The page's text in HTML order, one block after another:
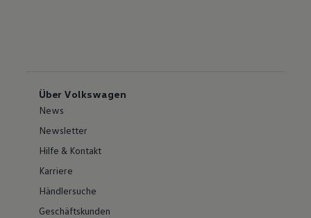
Über Volkswagen
News
Newsletter
Hilfe & Kontakt
Karriere
Händlersuche
Geschäftskunden